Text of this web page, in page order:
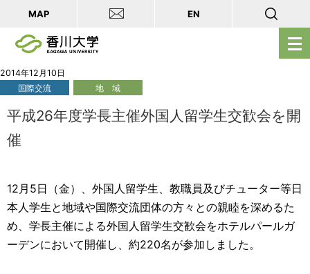
メ
ニ
を
MAP EN
2014年12月10日
国際交流
地 域
平成26年度学長主催外国人留学生交歓会を開
催
12月5日（金）、外国人留学生、教職員及びチューター等日
本人学生と地域や国際交流団体の方々との親睦を深めるた
め、学長主催による外国人留学生交歓会をホテルパールガ
ーデンにおいて開催し、約220名が参加しました。